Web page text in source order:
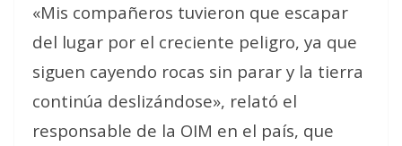
«Mis compañeros tuvieron que escapar
del lugar por el creciente peligro, ya que
siguen cayendo rocas sin parar y la tierra
continúa deslizándose», relató el
responsable de la OIM en el país, que